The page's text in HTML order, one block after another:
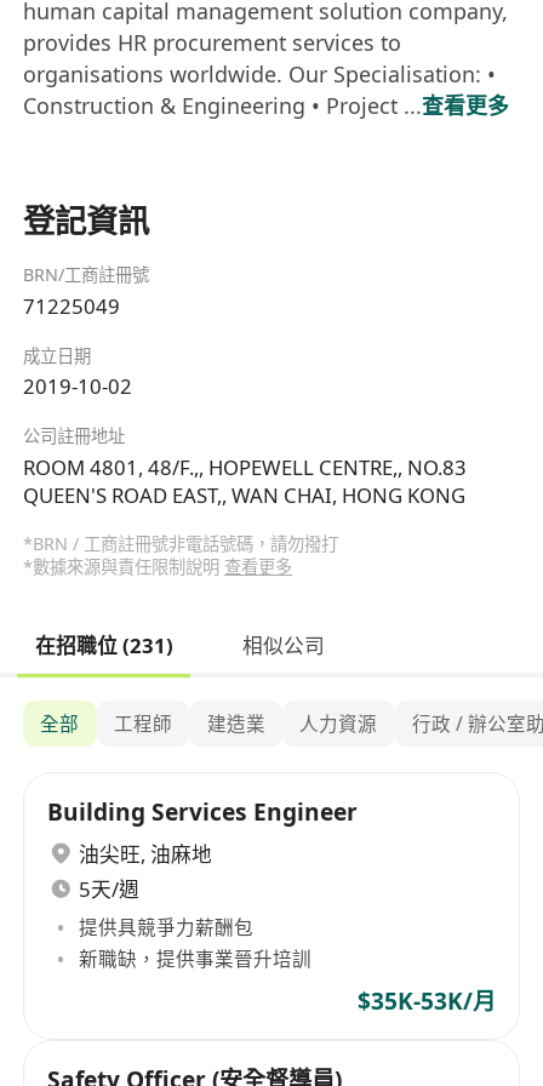
human capital management solution company,
provides HR procurement services to
organisations worldwide. Our Specialisation: •
Construction & Engineering • Project ...查看更多
登記資訊
BRN/工商註冊號
71225049
成立日期
2019-10-02
公司註冊地址
ROOM 4801, 48/F.,, HOPEWELL CENTRE,, NO.83
QUEEN'S ROAD EAST,, WAN CHAI, HONG KONG
*BRN / 工商註冊號非電話號碼，請勿撥打
*數據來源與責任限制說明 查看更多
在招職位 (231) 相似公司
全部 工程師 建造業 人力資源 行政 / 辦公室
Building Services Engineer
油尖旺, 油麻地
5天/週
提供具競爭力薪酬包
新職缺，提供事業晉升培訓
$35K-53K/月